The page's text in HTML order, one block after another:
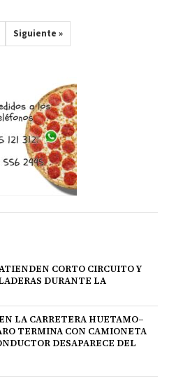
Siguiente »
CORTO CIRCUITO Y
DURANTE LA
LA CARRETERA HUETAMO–
TERMINA CON CAMIONETA
DESAPARECE DEL